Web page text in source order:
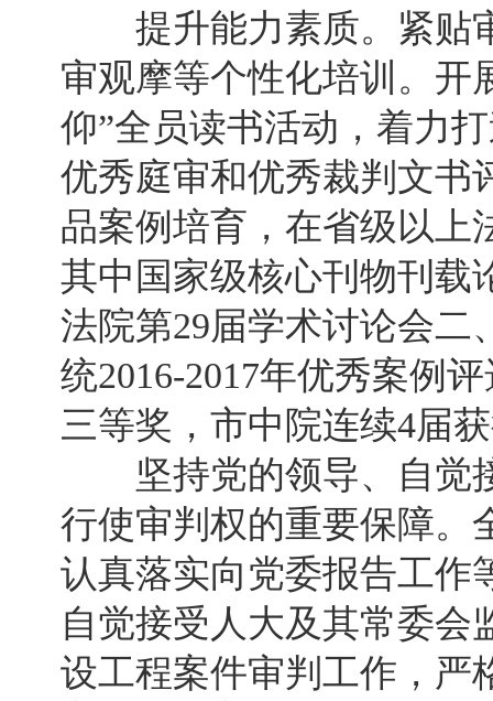
提升能力素质。紧贴
审观摩等个性化培训。开
仰”全员读书活动，着力
优秀庭审和优秀裁判文书
品案例培育，在省级以上
其中国家级核心刊物刊载
法院第29届学术讨论会二
统2016-2017年优秀案例
三等奖，市中院连续4届
坚持党的领导、自觉
行使审判权的重要保障。
认真落实向党委报告工作
自觉接受人大及其常委会
设工程案件审判工作，严